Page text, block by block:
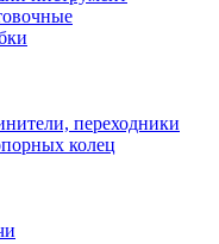
переходники
колец